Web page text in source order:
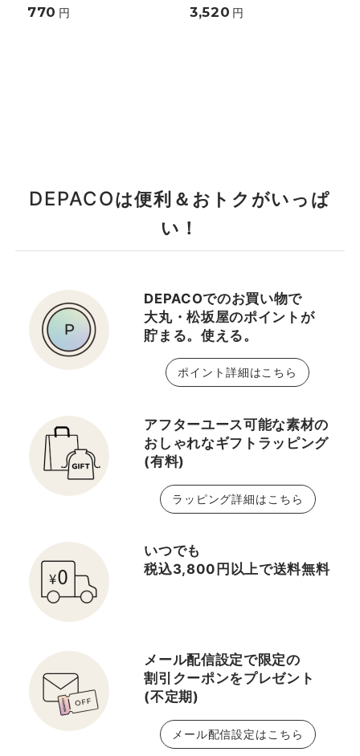
770 円 3,520 円
DEPACOは便利＆おトクがいっぱ
い！
DEPACOでのお買い物で
大丸・松坂屋のポイントが
貯まる。使える。
ポイント詳細はこちら
アフターユース可能な素材の
おしゃれなギフトラッピング
(有料)
ラッピング詳細はこちら
いつでも
税込3,800円以上で送料無料
メール配信設定で限定の
割引クーポンをプレゼント
(不定期)
メール配信設定はこちら